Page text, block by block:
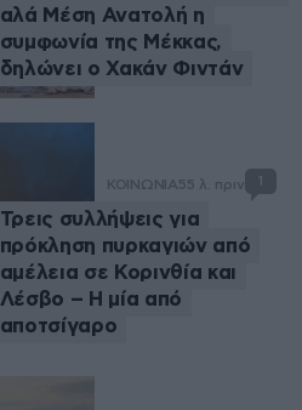
αλά Μέση Ανατολή η
συμφωνία της Μέκκας,
δηλώνει ο Χακάν Φιντάν
ΚΟΙΝΩΝΙΑ55 λ. πριν 1
Τρεις συλλήψεις για
πρόκληση πυρκαγιών από
αμέλεια σε Κορινθία και
Λέσβο – Η μία από
αποτσίγαρο